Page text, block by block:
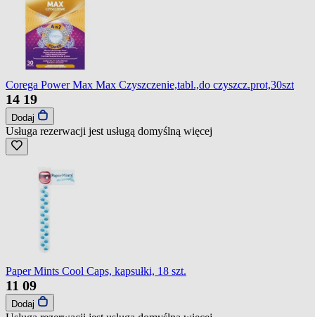
Corega Power Max Max Czyszczenie,tabl.,do czyszcz.prot,30szt
14 19
Dodaj
Usługa rezerwacji jest usługą domyślną więcej
Paper Mints Cool Caps, kapsułki, 18 szt.
11 09
Dodaj